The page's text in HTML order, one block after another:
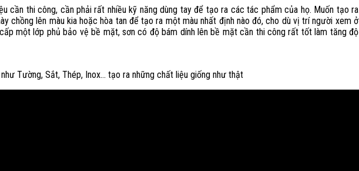
cần thi công, cần phải rất nhiều kỹ năng dùng tay để tạo ra các tác phẩm của họ. Muốn tạo ra
chồng lên màu kia hoặc hòa tan để tạo ra một màu nhất định nào đó, cho dù vị trí người xem ở
một lớp phủ bảo vệ bề mặt, sơn có độ bám dính lên bề mặt cần thi công rất tốt làm tăng độ
Tường, Sắt, Thép, Inox… tạo ra những chất liệu giống như thật